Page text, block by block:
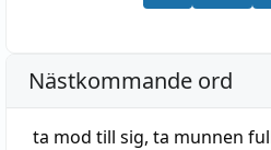
Nästkommande ord
ta mod till sig, ta munnen